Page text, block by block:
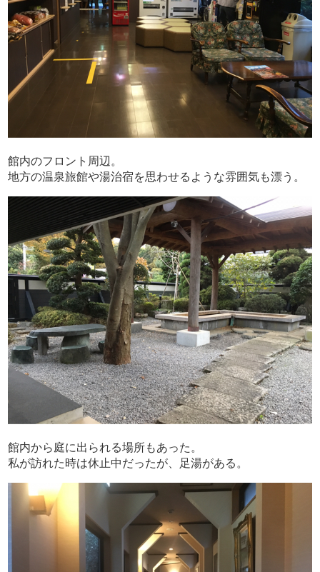
館内のフロント周辺。
地方の温泉旅館や湯治宿を思わせるような雰囲気も漂う。
館内から庭に出られる場所もあった。
私が訪れた時は休止中だったが、足湯がある。